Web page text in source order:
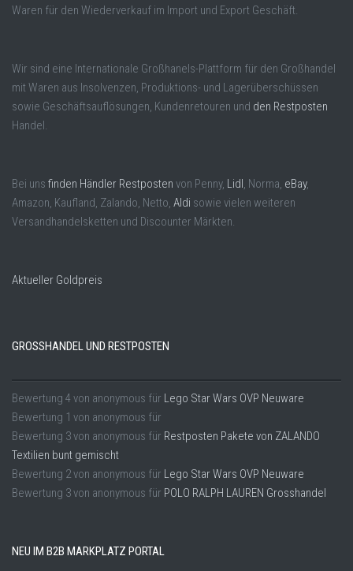
Waren für den Wiederverkauf im Import und Export Geschäft.
Wir sind eine Internationale Großhanels-Plattform für den Großhandel
mit Waren aus Insolvenzen, Produktions- und Lagerüberschüssen
sowie Geschäftsauflösungen, Kundenretouren und den Restposten
Handel.
Bei uns finden Händler Restposten von Penny, Lidl , Norma, eBay,
Amazon, Kaufland, Zalando, Netto, Aldi sowie vielen weiteren
Versandhandelsketten und Discounter Märkten.
Aktueller Goldpreis
GROSSHANDEL UND RESTPOSTEN
Bewertung 4 von anonymous für Lego Star Wars OVP Neuware
Bewertung 1 von anonymous für
Bewertung 3von anonymous für Restposten Pakete von ZALANDO
Textilien bunt gemischt
Bewertung 2von anonymous für Lego Star Wars OVP Neuware
Bewertung 3von anonymous für POLO RALPH LAUREN Grosshandel
NEU IM B2B MARKPLATZ PORTAL